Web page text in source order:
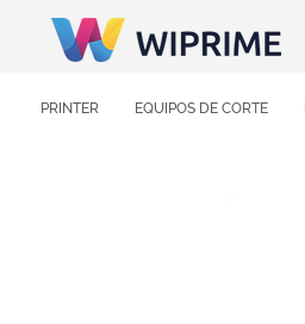
PRINTER EQUIPOS DE CORTE